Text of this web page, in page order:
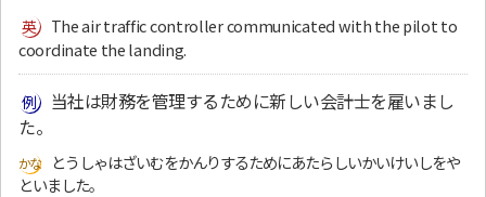
The air traffic controller communicated with the pilot to
coordinate the landing.
当社は財務を管理するために新しい会計士を雇いまし
た。
とうしゃはざいむをかんりするためにあたらしいかいけいしをや
といました。